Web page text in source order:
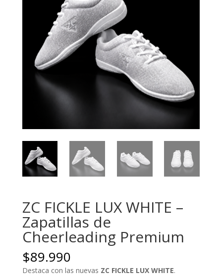
ZC FICKLE LUX WHITE –
Zapatillas de
Cheerleading Premium
$89.990
Destaca con las nuevas ZC FICKLE LUX WHITE.